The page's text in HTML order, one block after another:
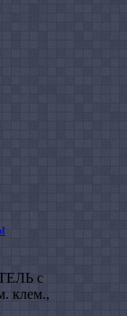
с
клем.,